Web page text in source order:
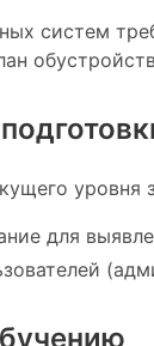
систем
уровня
для